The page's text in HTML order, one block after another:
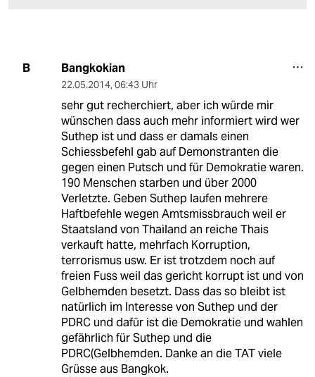
B Bangkokian
22.05.2014, 06:43 Uhr
sehr gut recherchiert, aber ich würde mir
wünschen dass auch mehr informiert wird wer
Suthep ist und dass er damals einen
Schiessbefehl gab auf Demonstranten die
gegen einen Putsch und für Demokratie waren.
190 Menschen starben und über 2000
Verletzte. Geben Suthep laufen mehrere
Haftbefehle wegen Amtsmissbrauch weil er
Staatsland von Thailand an reiche Thais
verkauft hatte, mehrfach Korruption,
terrorismus usw. Er ist trotzdem noch auf
freien Fuss weil das gericht korrupt ist und von
Gelbhemden besetzt. Dass das so bleibt ist
natürlich im Interesse von Suthep und der
PDRC und dafür ist die Demokratie und wahlen
gefährlich für Suthep und die
PDRC(Gelbhemden. Danke an die TAT viele
Grüsse aus Bangkok.